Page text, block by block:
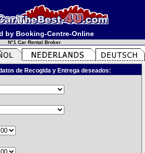
by Booking-Centre-Online
N°1 Car Rental Broker
de Recogida y Entrega deseados: